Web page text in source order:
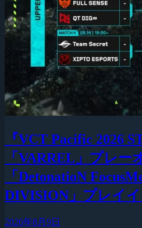
『VCT Pacific 2026
「VARREL」プレー
「DetonatioN
DIVISION」プレイ
2026年8月9日